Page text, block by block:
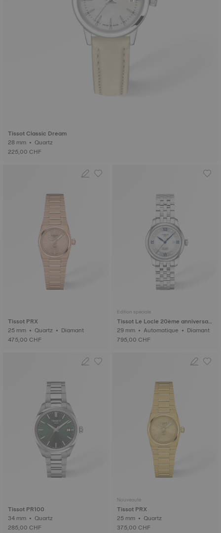
Tissot Classic Dream
28 mm • Quartz
225,00 CHF
Tissot PRX
25 mm • Quartz • Diamant
475,00 CHF
Edition spéciale
Tissot Le Locle 20ème anniversair
e
29 mm • Automatique • Diamant
795,00 CHF
Tissot PR100
34 mm • Quartz
285,00 CHF
Nouveauté
Tissot PRX
25 mm • Quartz
375,00 CHF